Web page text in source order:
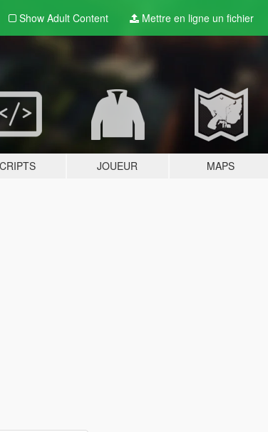
Show Adult Content Mettre en ligne un fichier
JOUEUR MAPS